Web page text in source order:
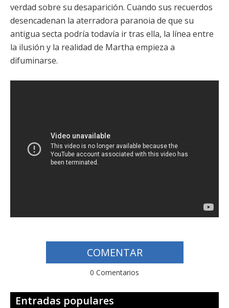
verdad sobre su desaparición. Cuando sus recuerdos
desencadenan la aterradora paranoia de que su
antigua secta podría todavía ir tras ella, la línea entre
la ilusión y la realidad de Martha empieza a
difuminarse.
COMENTAR
0 Comentarios
Entradas populares